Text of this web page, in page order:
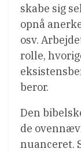
skabe sig
opnå
osv.
rolle,
beror.
Den
de
nuanceret.